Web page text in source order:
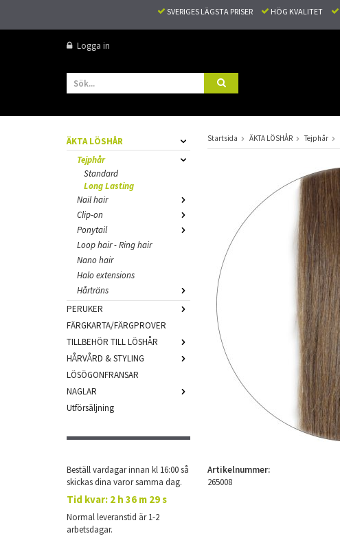
SVERIGES LÄGSTA PRISER HÖG KVALITET
Logga in
ÄKTA LÖSHÅR
Tejphår
Standard
Long Lasting
Nail hair
Clip-on
Ponytail
Loop hair - Ring hair
Nano hair
Halo extensions
Hårträns
PERUKER
FÄRGKARTA/FÄRGPROVER
TILLBEHÖR TILL LÖSHÅR
HÅRVÅRD & STYLING
LÖSÖGONFRANSAR
NAGLAR
Utförsäljning
Beställ vardagar innan kl 16:00 så
skickas dina varor samma dag.
Tid kvar: 2 h 36 m 28 s
Normal leveranstid är 1-2
arbetsdagar.
Startsida ÄKTA LÖSHÅR Tejphår
Artikelnummer:
265008